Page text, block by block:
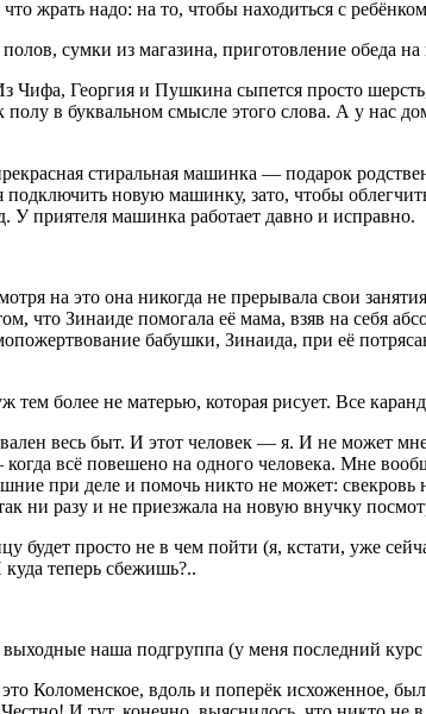
жрать надо: на то, чтобы находиться с
сумки из магазина, приготовление обеда
Георгия и Пушкина сыпется просто
в буквальном смысле этого слова. А у нас
стиральная машинка — подарок
новую машинку, зато, чтобы
У приятеля машинка работает давно и исправно.
на это она никогда не прерывала свои
что Зинаиде помогала её мама, взяв на себя
бабушки, Зинаида, при её
тем более не матерью, которая рисует. Все
весь быт. И этот человек — я. И не может
всё повешено на одного человека. Мне
при деле и помочь никто не может: свекровь
ни разу и не приезжала на новую внучку
будет просто не в чем пойти (я, кстати, уже
теперь сбежишь?..
наша подгруппа (у меня последний курс
Коломенское, вдоль и поперёк исхоженное,